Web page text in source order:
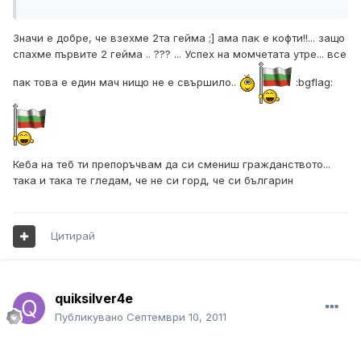
Значи е добре, че взехме 2та гейма ;] ама пак е кофти!!... защо
спахме първите 2 гейма .. ??? ... Успех на момчетата утре... все
пак това е един мач нищо не е свършило.. :bgflag:
Кеба на теб ти препоръчвам да си смениш гражданството...
така и така те гледам, че не си горд, че си българин
Цитирай
quiksilver4e
Публикувано Септември 10, 2011